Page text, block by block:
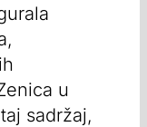
u
sadržaj,